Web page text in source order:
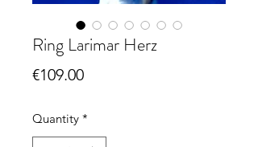
Ring Larimar Herz
€109.00Price
Quantity *